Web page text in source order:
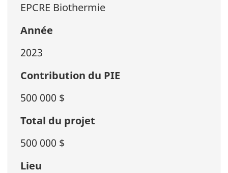
EPCRE Biothermie
Année
2023
Contribution du PIE
500 000 $
Total du projet
500 000 $
Lieu